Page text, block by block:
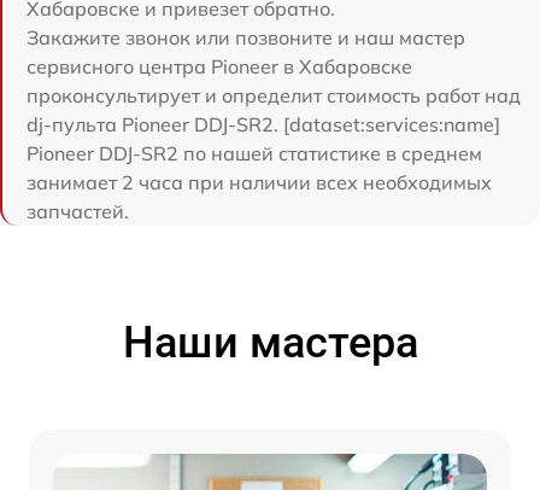
Хабаровске и привезет обратно.
Закажите звонок или позвоните и наш мастер
сервисного центра Pioneer в Хабаровске
проконсультирует и определит стоимость работ над
dj-пульта Pioneer DDJ-SR2. [dataset:services:name]
Pioneer DDJ-SR2 по нашей статистике в среднем
занимает 2 часа при наличии всех необходимых
запчастей.
Наши мастера